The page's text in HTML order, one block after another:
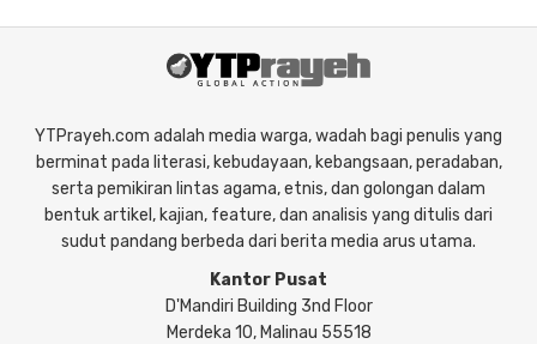
YTPrayeh.com adalah media warga, wadah bagi penulis yang
berminat pada literasi, kebudayaan, kebangsaan, peradaban,
serta pemikiran lintas agama, etnis, dan golongan dalam
bentuk artikel, kajian, feature, dan analisis yang ditulis dari
sudut pandang berbeda dari berita media arus utama.
Kantor Pusat
D'Mandiri Building 3nd Floor
Merdeka 10, Malinau 55518